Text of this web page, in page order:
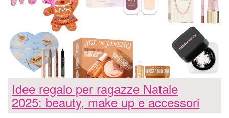
Idee regalo per ragazze Natale
2025: beauty, make up e accessori